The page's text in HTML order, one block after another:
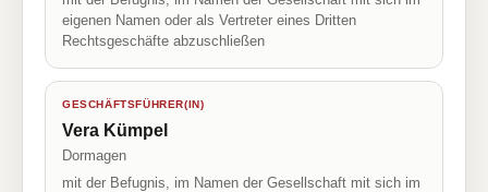
eigenen Namen oder als Vertreter eines Dritten
Rechtsgeschäfte abzuschließen
GESCHÄFTSFÜHRER(IN)
Vera Kümpel
Dormagen
mit der Befugnis, im Namen der Gesellschaft mit sich im